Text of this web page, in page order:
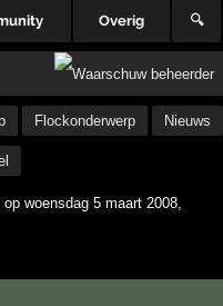
Overig 🔍
Flockonderwerp Nieuws
op woensdag 5 maart 2008,